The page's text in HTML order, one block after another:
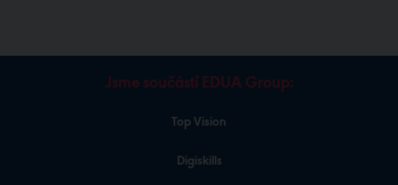
Jsme součástí EDUA Group:
Top Vision
Digiskills